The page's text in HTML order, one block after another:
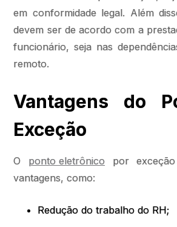
em conformidade legal. Além
devem ser de acordo com a
funcionário, seja nas
remoto.
Vantagens do
Exceção
O ponto eletrônico por
vantagens, como:
Redução do trabalho do RH;